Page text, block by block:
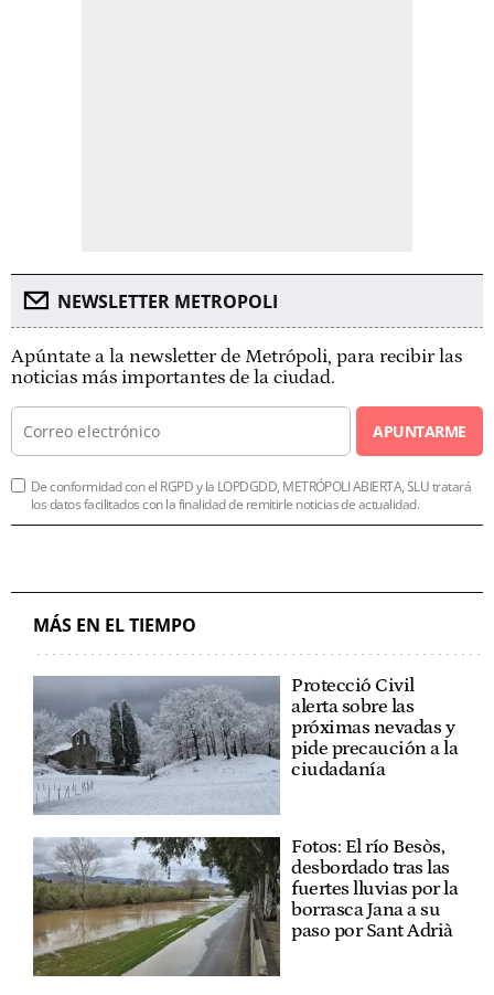
NEWSLETTER METROPOLI
Apúntate a la newsletter de Metrópoli, para recibir las
noticias más importantes de la ciudad.
APUNTARME
De conformidad con el RGPD y la LOPDGDD, METRÓPOLI ABIERTA, SLU tratará
los datos facilitados con la finalidad de remitirle noticias de actualidad.
MÁS EN EL TIEMPO
Protecció Civil
alerta sobre las
próximas nevadas y
pide precaución a la
ciudadanía
Fotos: El río Besòs,
desbordado tras las
fuertes lluvias por la
borrasca Jana a su
paso por Sant Adrià